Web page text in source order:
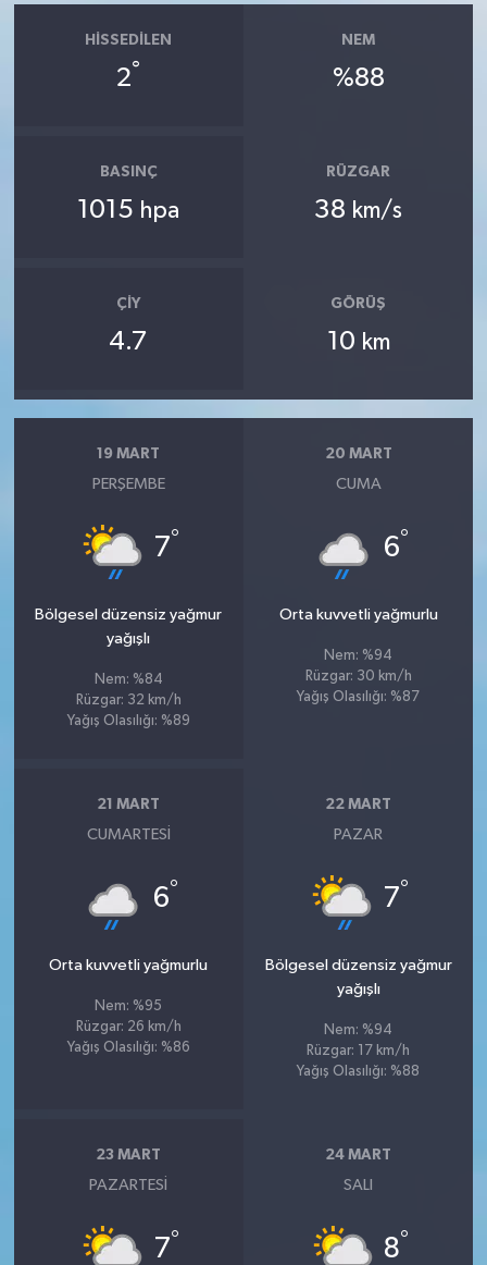
HISSEDILEN
2°
NEM
%88
BASINÇ
1015 hpa
RÜZGAR
38 km/s
ÇIY
4.7
GÖRÜŞ
10 km
19 MART
PERŞEMBE
7°
Bölgesel düzensiz yağmur
yağışlı
Nem: %84
Rüzgar: 32 km/h
Yağış Olasılığı: %89
20 MART
CUMA
6°
Orta kuvvetli yağmurlu
Nem: %94
Rüzgar: 30 km/h
Yağış Olasılığı: %87
21 MART
CUMARTESI
6°
Orta kuvvetli yağmurlu
Nem: %95
Rüzgar: 26 km/h
Yağış Olasılığı: %86
22 MART
PAZAR
7°
Bölgesel düzensiz yağmur
yağışlı
Nem: %94
Rüzgar: 17 km/h
Yağış Olasılığı: %88
23 MART
PAZARTESI
7°
24 MART
SALI
8°